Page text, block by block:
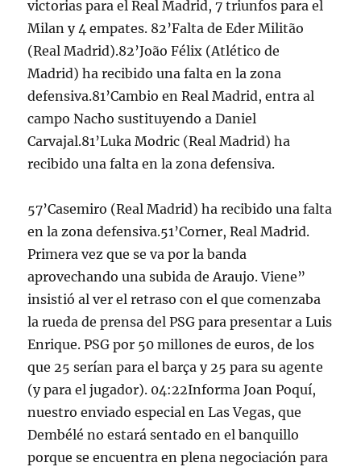
victorias para el Real Madrid, 7 triunfos para el
Milan y 4 empates. 82’Falta de Eder Militão
(Real Madrid).82’João Félix (Atlético de
Madrid) ha recibido una falta en la zona
defensiva.81’Cambio en Real Madrid, entra al
campo Nacho sustituyendo a Daniel
Carvajal.81’Luka Modric (Real Madrid) ha
recibido una falta en la zona defensiva.
57’Casemiro (Real Madrid) ha recibido una falta
en la zona defensiva.51’Corner, Real Madrid.
Primera vez que se va por la banda
aprovechando una subida de Araujo. Viene”
insistió al ver el retraso con el que comenzaba
la rueda de prensa del PSG para presentar a Luis
Enrique. PSG por 50 millones de euros, de los
que 25 serían para el barça y 25 para su agente
(y para el jugador). 04:22Informa Joan Poquí,
nuestro enviado especial en Las Vegas, que
Dembélé no estará sentado en el banquillo
porque se encuentra en plena negociación para